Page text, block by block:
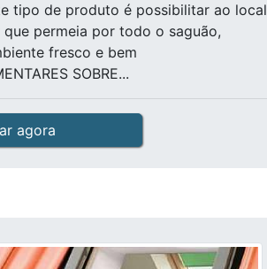
tipo de produto é possibilitar ao local
permeia por todo o saguão,
fresco e bem
SOBRE...
agora